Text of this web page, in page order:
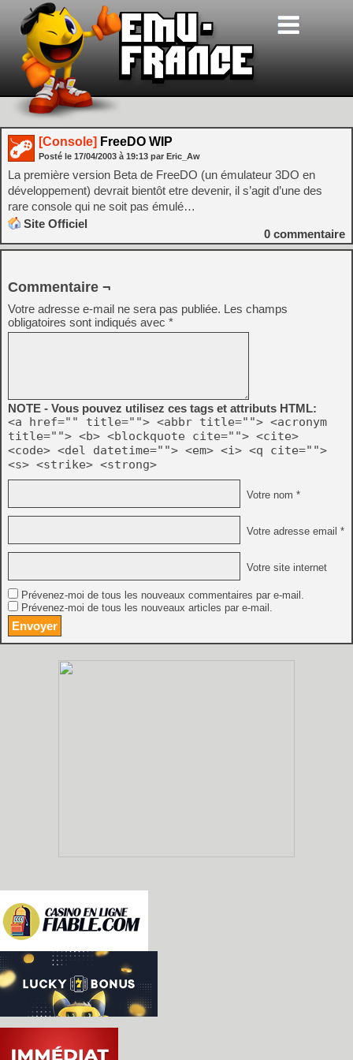
[Console] FreeDO WIP
Posté le 17/04/2003 à 19:13 par Eric_Aw
La première version Beta de FreeDO (un émulateur 3DO en
développement) devrait bientôt etre devenir, il s’agit d’une des
rare console qui ne soit pas émulé…
Site Officiel
0 commentaire
Commentaire ¬
Votre adresse e-mail ne sera pas publiée. Les champs
obligatoires sont indiqués avec *
NOTE - Vous pouvez utilisez ces tags et attributs HTML:
<a href="" title=""> <abbr title=""> <acronym
title=""> <b> <blockquote cite=""> <cite>
<code> <del datetime=""> <em> <i> <q cite="">
<s> <strike> <strong>
Votre nom *
Votre adresse email *
Votre site internet
Prévenez-moi de tous les nouveaux commentaires par e-mail.
Prévenez-moi de tous les nouveaux articles par e-mail.